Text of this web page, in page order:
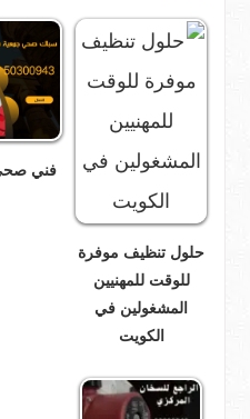
حلول تنظيف موفرة
للوقت للمهنيين
المشغولين في
الكويت
فني